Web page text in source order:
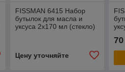
FISSMAN 6415 Набор
бутылок для масла и
уксуса 2х170 мл (стекло)
Цену уточняйте
70